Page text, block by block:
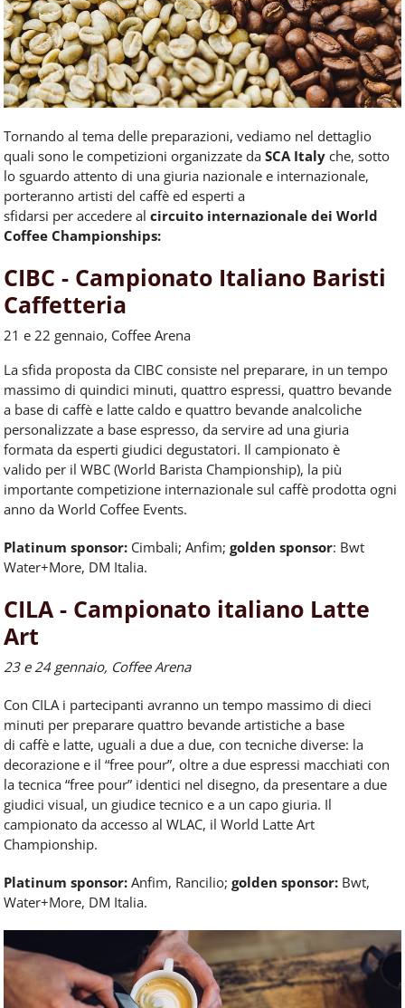
Tornando al tema delle preparazioni, vediamo nel dettaglio
quali sono le competizioni organizzate da SCA Italy che, sotto
lo sguardo attento di una giuria nazionale e internazionale,
porteranno artisti del caffè ed esperti a
sfidarsi per accedere al circuito internazionale dei World
Coffee Championships:
CIBC - Campionato Italiano Baristi
Caffetteria
21 e 22 gennaio, Coffee Arena
La sfida proposta da CIBC consiste nel preparare, in un tempo
massimo di quindici minuti, quattro espressi, quattro bevande
a base di caffè e latte caldo e quattro bevande analcoliche
personalizzate a base espresso, da servire ad una giuria
formata da esperti giudici degustatori. Il campionato è
valido per il WBC (World Barista Championship), la più
importante competizione internazionale sul caffè prodotta ogni
anno da World Coffee Events.
Platinum sponsor: Cimbali; Anfim; golden sponsor: Bwt
Water+More, DM Italia.
CILA - Campionato italiano Latte
Art
23 e 24 gennaio, Coffee Arena
Con CILA i partecipanti avranno un tempo massimo di dieci
minuti per preparare quattro bevande artistiche a base
di caffè e latte, uguali a due a due, con tecniche diverse: la
decorazione e il “free pour”, oltre a due espressi macchiati con
la tecnica “free pour” identici nel disegno, da presentare a due
giudici visual, un giudice tecnico e a un capo giuria. Il
campionato da accesso al WLAC, il World Latte Art
Championship.
Platinum sponsor: Anfim, Rancilio; golden sponsor: Bwt,
Water+More, DM Italia.